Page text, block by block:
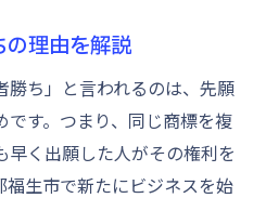
の理由を解説
勝ち」と言われるのは、先願
す。つまり、同じ商標を複
く出願した人がその権利を
生市で新たにビジネスを始